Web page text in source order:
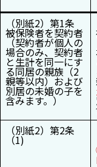
（別紙2）第1条
被保険者を契約者
（契約者が個人の
場合のみ、契約者
と生計を同一にす
る同居の親族（2
親等以内）および
別居の未婚の子を
含みます。）
（別紙2）第2条
（1)